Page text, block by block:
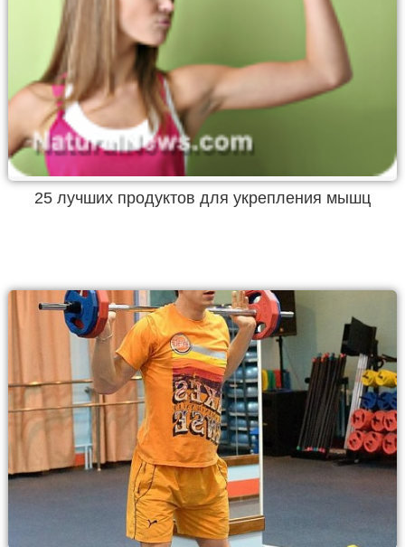
25 лучших продуктов для укрепления мышц